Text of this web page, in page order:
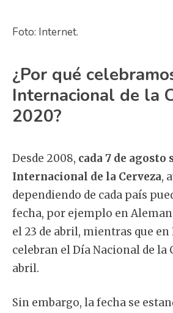
Foto: Internet.
¿Por qué
Internacional de la
2020?
Desde 2008, cada 7 de agosto
Internacional de la Cerveza,
dependiendo de cada país
fecha, por ejemplo en
el 23 de abril, mientras que en
celebran el Día Nacional de la
abril.
Sin embargo, la fecha se